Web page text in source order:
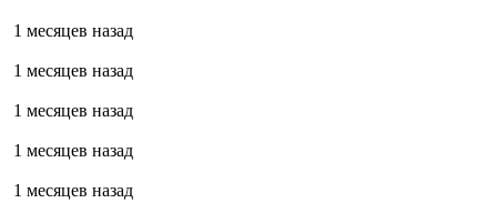
1 месяцев назад
1 месяцев назад
1 месяцев назад
1 месяцев назад
1 месяцев назад